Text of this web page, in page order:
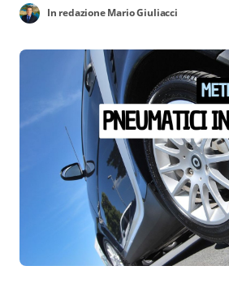
In redazione Mario Giuliacci